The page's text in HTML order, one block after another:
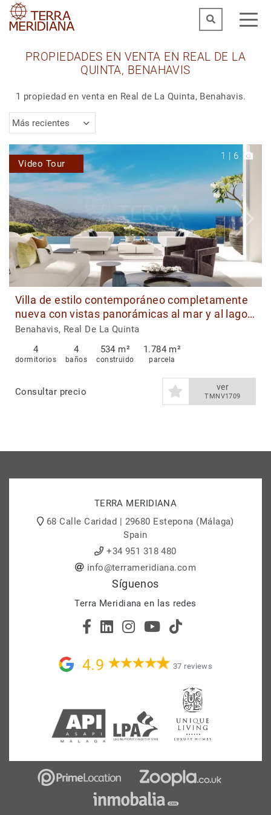
PROPIEDADES EN VENTA EN REAL DE LA
QUINTA, BENAHAVIS
1 propiedad en venta en Real de La Quinta, Benahavis.
Más recientes
1 | 6
Video Tour
Villa de estilo contemporáneo completamente
nueva con vistas panorámicas al mar y al lago
en venta en La Quinta, Benahavís.
Benahavis, Real De La Quinta
4
dormitorios
4
baños
534 m²
construido
1.784 m²
parcela
Consultar precio ver
TMNV1709
TERRA MERIDIANA
68 Calle Caridad | 29680 Estepona (Málaga)
Spain
+34 951 318 480
info@terrameridiana.com
Síguenos
Terra Meridiana en las redes
4.9 37 reviews